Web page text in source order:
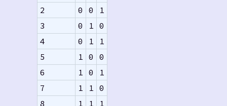
2
0 0
1
3
0 1
0
4
0 1
1
5
1 0
0
6
1 0
1
7
1 1
0
8
1 1
1